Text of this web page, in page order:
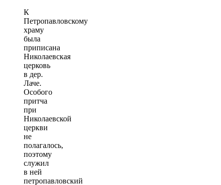
К
Петропавловскому
храму
была
приписана
Николаевская
церковь
в дер.
Лаче.
Особого
притча
при
Николаевской
церкви
не
полагалось,
поэтому
служил
в ней
петропавловский